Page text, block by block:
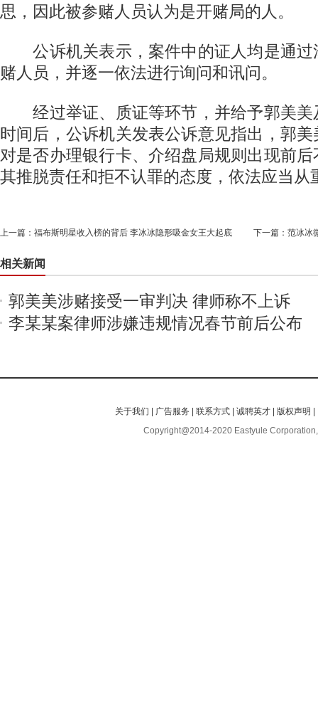
思，因此被参赌人员认为是开赌局的人。
公诉机关表示，案件中的证人均是通过
赌人员，并逐一依法进行询问和讯问。
经过举证、质证等环节，并给予郭美美
时间后，公诉机关发表公诉意见指出，郭
对是否办理银行卡、介绍盘局规则出现前
其推脱责任和拒不认罪的态度，依法应当从
上一篇： 福布斯明星收入榜的背后 李冰冰隐形吸金女王大起底 下一篇： 范冰冰
相关新闻
郭美美涉赌接受一审判决 律师称不上诉
李某某案律师涉嫌违规情况春节前后公布
关于我们 | 广告服务 |联系方式 |诚聘英才 | 版权声明 |
Copyright@2014-2020 Eastyule